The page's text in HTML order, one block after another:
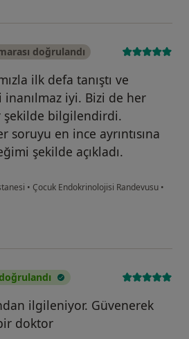
doğrulandı
ilk defa tanıştı ve
iyi. Bizi de her
şekilde bilgilendirdi.
soruyu en ince ayrıntısına
şekilde açıkladı.
• Çocuk Endokrinolojisi Randevusu •
ilgileniyor. Güvenerek
doktor